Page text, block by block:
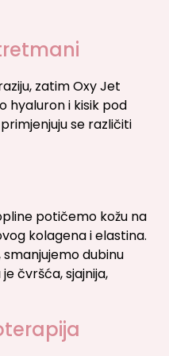
zatim Oxy Jet
hyaluron i kisik pod
se različiti
potičemo kožu na
kolagena i elastina.
dubinu
čvršća, sjajnija,